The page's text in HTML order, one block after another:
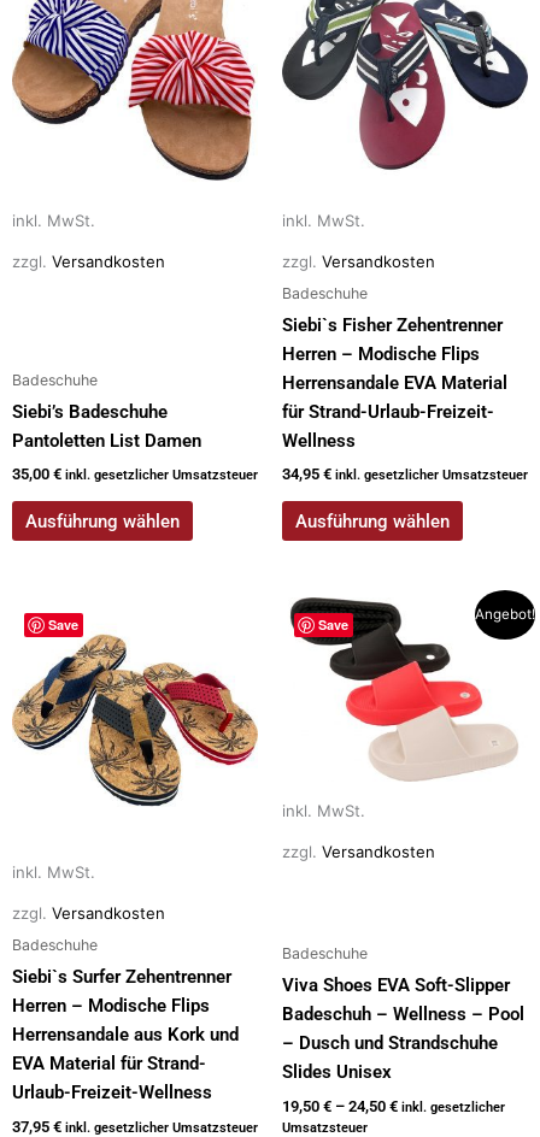
inkl. MwSt.
zzgl. Versandkosten
Badeschuhe
Siebi’s Badeschuhe
Pantoletten List Damen
35,00 € inkl. gesetzlicher Umsatzsteuer
Ausführung wählen
weist
mehrere
Varianten
auf.
auf
Produktseite
inkl. MwSt.
zzgl. Versandkosten
Badeschuhe
Siebi`s Fisher Zehentrenner
Herren – Modische Flips
Herrensandale EVA Material
für Strand-Urlaub-Freizeit-
Wellness
34,95 € inkl. gesetzlicher Umsatzsteuer
Ausführung wählen
weist
mehrere
Varianten
auf.
auf
Produktseite
gewählt
werden
Save
inkl. MwSt.
zzgl. Versandkosten
Badeschuhe
Siebi`s Surfer Zehentrenner
Herren – Modische Flips
Herrensandale aus Kork und
EVA Material für Strand-
Urlaub-Freizeit-Wellness
37,95 € inkl. gesetzlicher Umsatzsteuer
Dieses
Produkt
weist
mehrere
Varianten
auf.
auf
Produktseite
gewählt
werden
Save
Angebot!
inkl. MwSt.
zzgl. Versandkosten
Badeschuhe
Viva Shoes EVA Soft-Slipper
Badeschuh – Wellness – Pool
– Dusch und Strandschuhe
Slides Unisex
19,50 € – 24,50 € inkl. gesetzlicher
Umsatzsteuer
Dieses
Produkt
mehrere
Varianten
Optionen
können
gewählt
werden